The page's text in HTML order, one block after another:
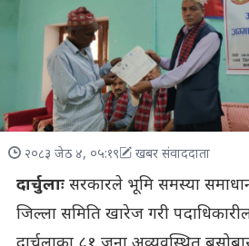
२०८३ जेठ ४, ०५:१९ खबर संवाददाता
दार्चुलाः सरकारले भूमि समस्या
जिल्ला समिति खारेज गरी